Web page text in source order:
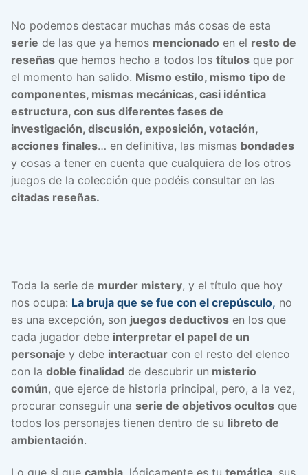
No podemos destacar muchas más cosas de esta
serie de las que ya hemos mencionado en el resto de
reseñas que hemos hecho a todos los títulos que por
el momento han salido. Mismo estilo, mismo tipo de
componentes, mismas mecánicas, casi idéntica
estructura, con sus diferentes fases de
investigación, discusión, exposición, votación,
acciones finales… en definitiva, las mismas bondades
y cosas a tener en cuenta que cualquiera de los otros
juegos de la colección que podéis consultar en las
citadas reseñas.
Toda la serie de murder mistery, y el título que hoy
nos ocupa: La bruja que se fue con el crepúsculo, no
es una excepción, son juegos deductivos en los que
cada jugador debe interpretar el papel de un
personaje y debe interactuar con el resto del elenco
con la doble finalidad de descubrir un misterio
común, que ejerce de historia principal, pero, a la vez,
procurar conseguir una serie de objetivos ocultos que
todos los personajes tienen dentro de su libreto de
ambientación.